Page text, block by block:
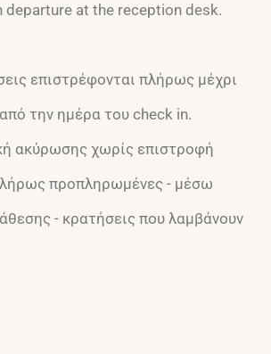
departure at the reception desk.
επιστρέφονται πλήρως μέχρι
την ημέρα του check in.
ακύρωσης χωρίς επιστροφή
προπληρωμένες - μέσω
- κρατήσεις που λαμβάνουν